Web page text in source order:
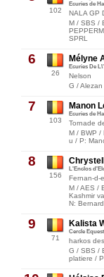
102
Ecuries de
NALA GP
M / SBS /
SPRL
6
26
Mélyne
Ecuries De
Nelson
G /
7
103
Manon
Ecuries de
Tornade
M / BWP /
u / P:
8
156
L'Enclos
Fernan-d-
M / AES /
Kashmir
N:
9
71
Kalista
Cercle
harkos
G / SBS /
platiere /